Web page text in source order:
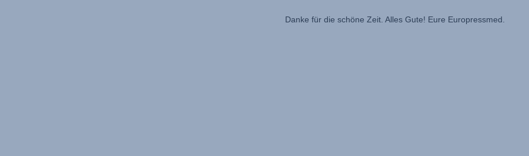
Danke für die schöne Zeit. Alles Gute! Eure Europressmed.